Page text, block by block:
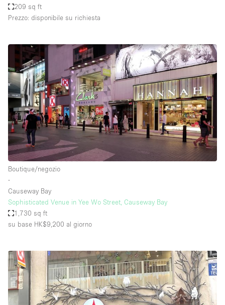
209 sq ft
Prezzo: disponibile su richiesta
Boutique/negozio
∙
Causeway Bay
Sophisticated Venue in Yee Wo Street, Causeway Bay
1,730 sq ft
su base HK$9,200 al giorno